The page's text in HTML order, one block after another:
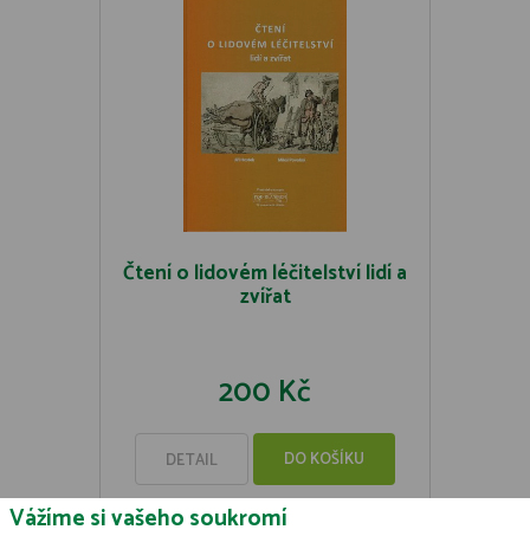
Čtení o lidovém léčitelství lidí a
zvířat
200 Kč
DETAIL DO KOŠÍKU
Vážíme si vašeho soukromí